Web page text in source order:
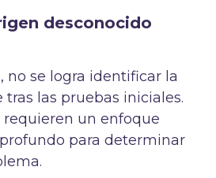
desconocido
no se logra identificar la
tras las pruebas iniciales.
requieren un enfoque
para determinar